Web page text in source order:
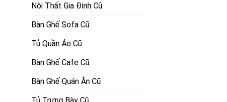
Nội Thất Gia Đình Cũ
Bàn Ghế Sofa Cũ
Tủ Quần Áo Cũ
Bàn Ghế Cafe Cũ
Bàn Ghế Quán Ăn Cũ
Tủ Trưng Bày Cũ